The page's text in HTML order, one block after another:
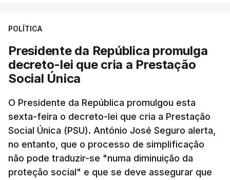
POLÍTICA
Presidente da República promulga
decreto-lei que cria a Prestação
Social Única
O Presidente da República promulgou esta
sexta-feira o decreto-lei que cria a Prestação
Social Única (PSU). António José Seguro alerta,
no entanto, que o processo de simplificação
não pode traduzir-se "numa diminuição da
proteção social" e que se deve assegurar que